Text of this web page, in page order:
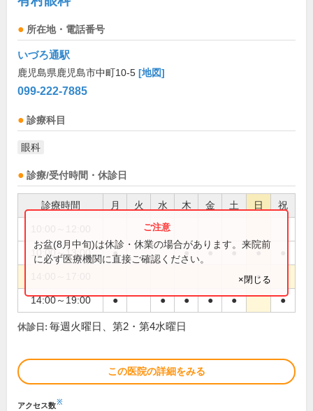
所在地・電話番号
いづろ通駅
鹿児島県鹿児島市中町10-5 [地図]
099-222-7885
診療科目
眼科
診療/受付時間・休診日
診療時間 月 火 水 木 金 土 日 祝
●
10:00～13:00 ● ● ● ● ●
●
14:00～19:00 ● ● ● ● ● ●
お盆(8月中旬)は休診・休業の場合があります。来院前
に必ず医療機関に直接ご確認ください。
×閉じる
休診日: 毎週火曜日、第2・第4水曜日
この医院の詳細をみる
アクセス数※